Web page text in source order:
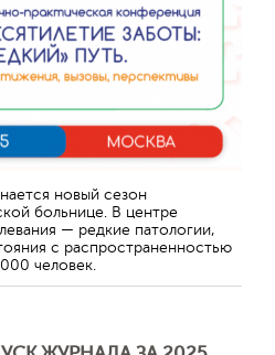
новый сезон
больнице. В центре
— редкие патологии,
с распространенностью
человек.
Отправить